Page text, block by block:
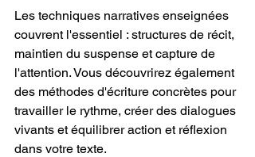
Les techniques narratives enseignées
couvrent l'essentiel : structures de récit,
maintien du suspense et capture de
l'attention. Vous découvrirez également
des méthodes d'écriture concrètes pour
travailler le rythme, créer des dialogues
vivants et équilibrer action et réflexion
dans votre texte.